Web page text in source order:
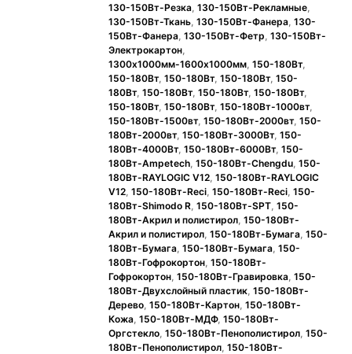
130-150Вт-Резка 130-150Вт-Рекламные
130-150Вт-Ткань 130-150Вт-Фанера 130-
150Вт-Фанера 130-150Вт-Фетр 130-150Вт-
Электрокартон
1300x1000мм-1600x1000мм 150-180Вт,
150-180Вт, 150-180Вт, 150-180Вт, 150-
180Вт, 150-180Вт, 150-180Вт, 150-180Вт,
150-180Вт, 150-180Вт, 150-180Вт-1000вт,
150-180Вт-1500вт, 150-180Вт-2000вт, 150-
180Вт-2000вт, 150-180Вт-3000Вт, 150-
180Вт-4000Вт, 150-180Вт-6000Вт, 150-
180Вт-Ampetech 150-180Вт-Chengdu 150-
180Вт-RAYLOGIC V12 150-180Вт-RAYLOGIC
V12 150-180Вт-Reci 150-180Вт-Reci 150-
180Вт-Shimodo R 150-180Вт-SPT 150-
180Вт-Акрил и полистирол 150-180Вт-
Акрил и полистирол 150-180Вт-Бумага 150-
180Вт-Бумага 150-180Вт-Бумага 150-
180Вт-Гофрокортон 150-180Вт-
Гофрокортон 150-180Вт-Гравировка 150-
180Вт-Двухслойный пластик 150-180Вт-
Дерево 150-180Вт-Картон 150-180Вт-
Кожа 150-180Вт-МДФ, 150-180Вт-
Оргстекло 150-180Вт-Пенополистирол 150-
180Вт-Пенополистирол 150-180Вт-